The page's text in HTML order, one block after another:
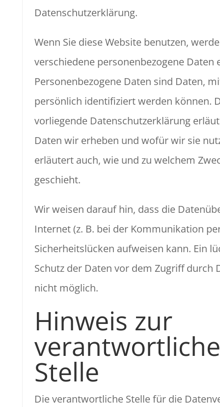
Datenschutzerklärung.
Wenn Sie diese Website benutzen,
verschiedene personenbezogene Daten
Personenbezogene Daten sind Daten,
persönlich identifiziert werden können.
vorliegende Datenschutzerklärung
Daten wir erheben und wofür wir sie
erläutert auch, wie und zu welchem
geschieht.
Wir weisen darauf hin, dass die
Internet (z. B. bei der Kommunikation
Sicherheitslücken aufweisen kann. Ein
Schutz der Daten vor dem Zugriff durch
nicht möglich.
Hinweis zur
Stelle
Die verantwortliche Stelle für die